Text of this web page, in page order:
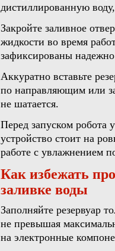
дистиллированную
Закройте заливное
жидкости во время
зафиксированы
Аккуратно вставьте
по направляющим или
не шатается.
Перед запуском робота
устройство стоит на
работе с увлажнением
Как избежать
заливке воды
Заполняйте резервуар
не превышая
на электронные